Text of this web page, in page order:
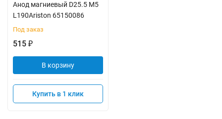
Анод магниевый D25.5 M5
L190Ariston 65150086
Под заказ
515 ₽
В корзину
Купить в 1 клик